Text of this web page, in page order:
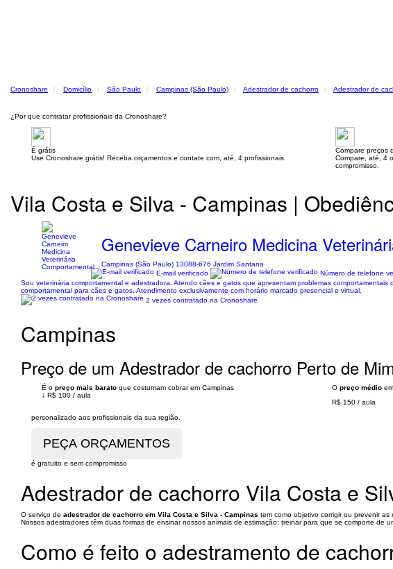
Cronoshare Domicílio São Paulo Campinas (São Paulo) Adestrador de cachorro Adestrador de
¿Por que contratar profissionais da Cronoshare?
É grátis
Use Cronoshare grátis! Receba orçamentos e contate com, até, 4 profissionais.
Compare preços
Compare, até, 4
compromisso.
Vila Costa e Silva - Campinas |
Genevieve Carneiro Medicina
Campinas (São Paulo) 13088-676 Jardim Santana
E-mail verificado
Número de telefone
Sou veterinária comportamental e adestradora. Atendo cães e gatos que apresentam problemas
comportamental para cães e gatos. Atendimento exclusivamente com horário marcado presencial e virtual.
2 vezes contratado na Cronoshare
Campinas
Preço de um Adestrador de cachorro Perto de
É o preço mais barato que costumam cobrar em Campinas
↓ R$ 100 / aula
O preço médio
R$ 150 / aula
personalizado aos profissionais da sua região.
é gratuito e sem compromisso
Adestrador de cachorro Vila Costa e
O serviço de adestrador de cachorro em Vila Costa e Silva - Campinas tem como objetivo corrigir ou prevenir as
Nossos adestradores têm duas formas de ensinar nossos animais de estimação: treinar para que se comporte de
Como é feito o adestramento de